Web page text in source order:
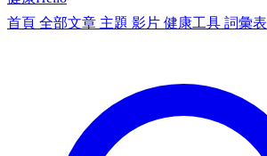
首頁 全部文章 主題 影片 健康工具 詞彙表